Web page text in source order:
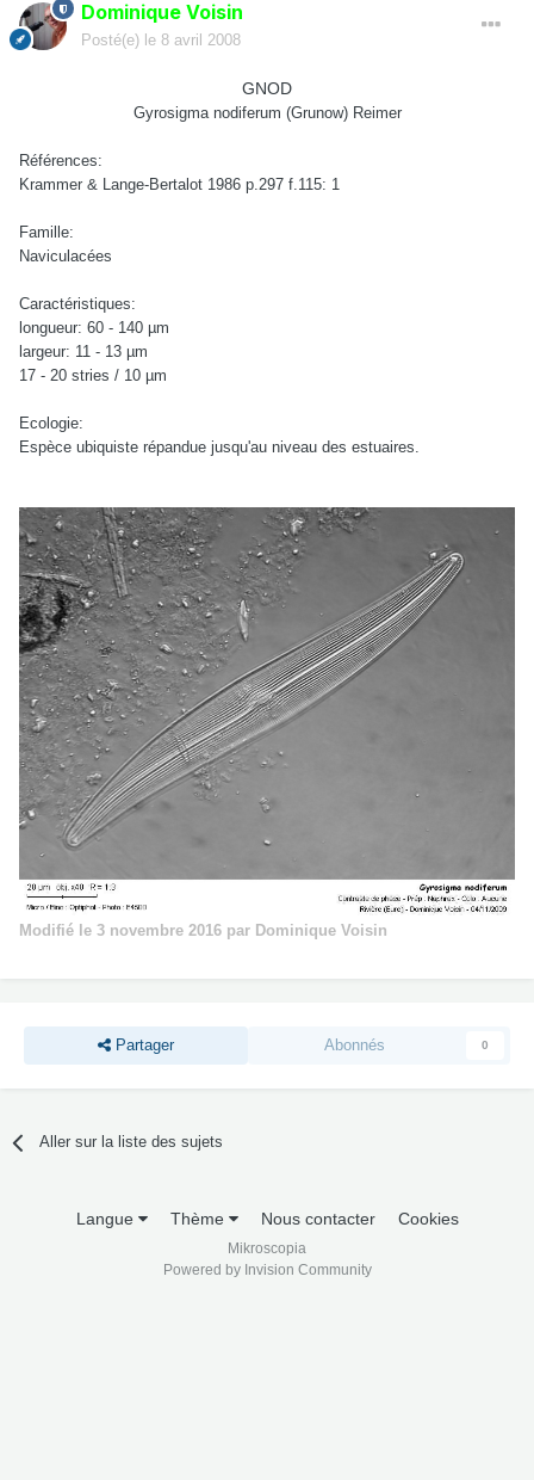
Dominique Voisin
Posté(e) le 8 avril 2008
GNOD
Gyrosigma nodiferum (Grunow) Reimer
Références:
Krammer & Lange-Bertalot 1986 p.297 f.115: 1
Famille:
Naviculacées
Caractéristiques:
longueur: 60 - 140 µm
largeur: 11 - 13 µm
17 - 20 stries / 10 µm
Ecologie:
Espèce ubiquiste répandue jusqu'au niveau des estuaires.
Modifié le 3 novembre 2016 par Dominique Voisin
Partager Abonnés 0
Aller sur la liste des sujets
Langue Thème Nous contacter Cookies
Mikroscopia
Powered by Invision Community